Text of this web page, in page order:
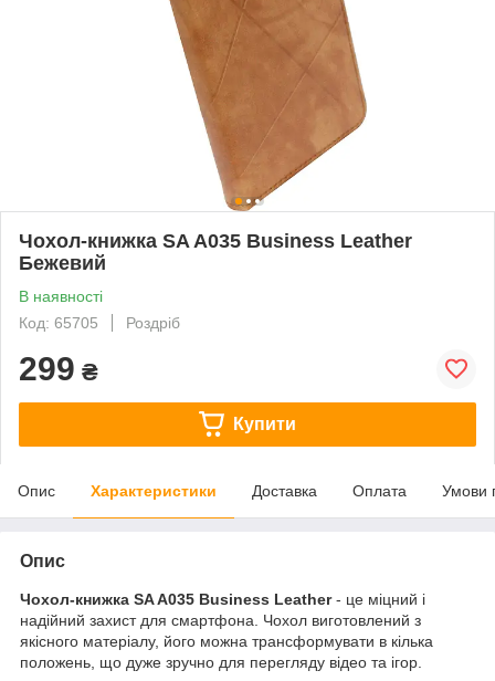
Чохол-книжка SA A035 Business Leather
Бежевий
В наявності
Код: 65705
Роздріб
299 ₴
Купити
Опис Характеристики Доставка Оплата Умови
Опис
Чохол-книжка SA A035 Business Leather- це міцний і
надійний захист для смартфона. Чохол виготовлений з
якісного матеріалу, його можна трансформувати в кілька
положень, що дуже зручно для перегляду відео та ігор.